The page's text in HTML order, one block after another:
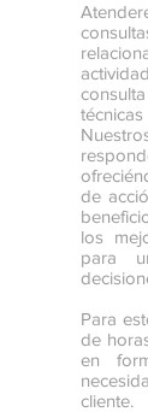
de
los
para
Para
de
en
cliente.